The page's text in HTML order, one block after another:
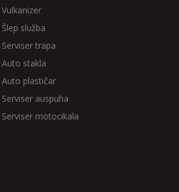
Vulkanizer
Šlep služba
Serviser trapa
Auto stakla
Auto plastičar
Serviser auspuha
Serviser motocikala